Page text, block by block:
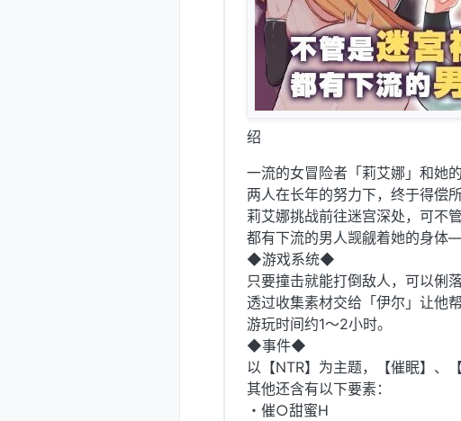
绍
一流的女冒险者「莉艾娜」和她
两人在长年的努力下，终于得偿
莉艾娜挑战前往迷宫深处，可不
都有下流的男人觊觎着她的身
◆游戏系统◆
只要撞击就能打倒敌人，可以俐
透过收集素材交给「伊尔」让他
游玩时间约1～2小时。
◆事件◆
以【NTR】为主题，【催眠】、
其他还含有以下要素：
・催○甜蜜H